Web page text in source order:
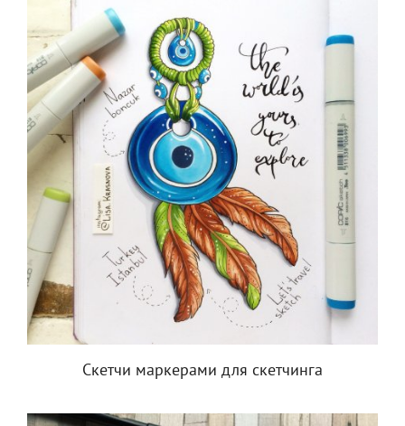
Скетчи маркерами для скетчинга